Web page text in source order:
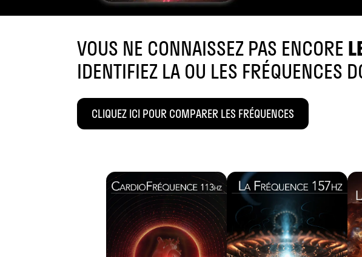
VOUS NE CONNAISSEZ PAS ENCORE
IDENTIFIEZ LA OU LES FRÉQUENCES
CLIQUEZ ICI POUR COMPARER LES FRÉQUENCES